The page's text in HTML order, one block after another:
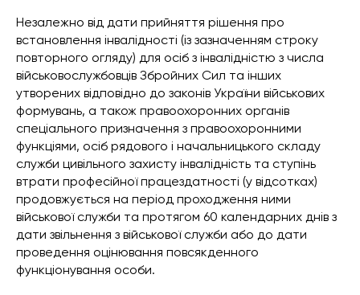
Незалежно від дати прийняття рішення про
встановлення інвалідності (із зазначенням строку
повторного огляду) для осіб з інвалідністю з числа
військовослужбовців Збройних Сил та інших
утворених відповідно до законів України військових
формувань, а також правоохоронних органів
спеціального призначення з правоохоронними
функціями, осіб рядового і начальницького складу
служби цивільного захисту інвалідність та ступінь
втрати професійної працездатності (у відсотках)
продовжується на період проходження ними
військової служби та протягом 60 календарних днів з
дати звільнення з військової служби або до дати
проведення оцінювання повсякденного
функціонування особи.